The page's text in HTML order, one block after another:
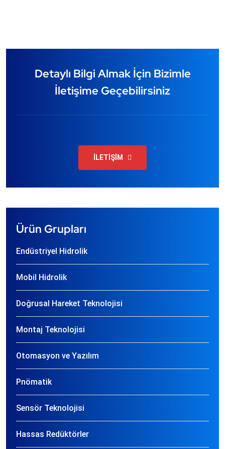
Detaylı Bilgi Almak İçin Bizimle
İletişime Geçebilirsiniz
İLETİŞİM
Ürün Grupları
Endüstriyel Hidrolik
Mobil Hidrolik
Doğrusal Hareket Teknolojisi
Montaj Teknolojisi
Otomasyon ve Yazılım
Pnömatik
Sensör Teknolojisi
Hassas Redüktörler